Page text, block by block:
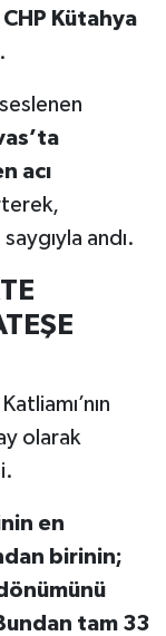
CHP Kütahya
acı
andı.
olarak
en
birinin;
tam 33